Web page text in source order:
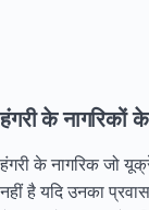
हंगरी के नागरिकों
हंगरी के नागरिक जो
नहीं है यदि उनका